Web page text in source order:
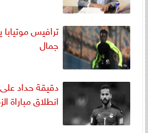
ترافيس موتيابا
جمال
دقيقة حداد
انطلاق مباراة